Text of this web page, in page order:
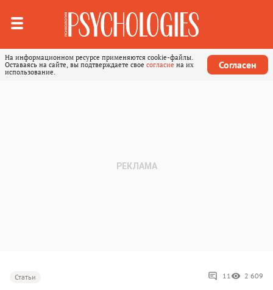
На информационном ресурсе применяются cookie-файлы.
Оставаясь на сайте, вы подтверждаете свое согласие на их
использование.
Согласен
Статьи 11 2 609